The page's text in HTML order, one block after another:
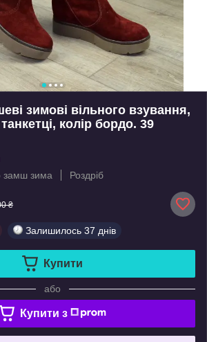
зимові вільного взування,
колір бордо. 39
замш зима
Роздріб
₴
Залишилось 37 днів
Купити
або
Купити з